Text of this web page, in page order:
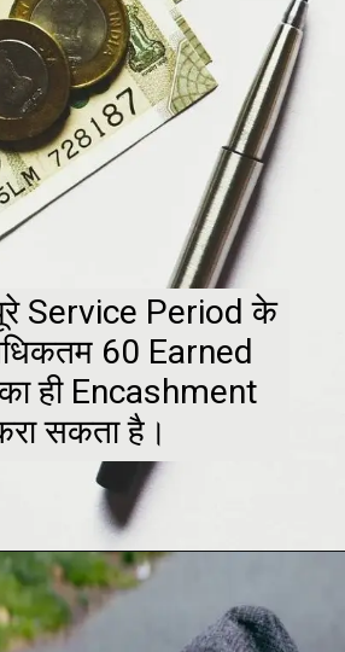
Service Period के
60 Earned
ही Encashment
सकता है।